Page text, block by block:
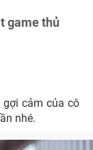
game thủ
gợi cảm của cô
nhé.